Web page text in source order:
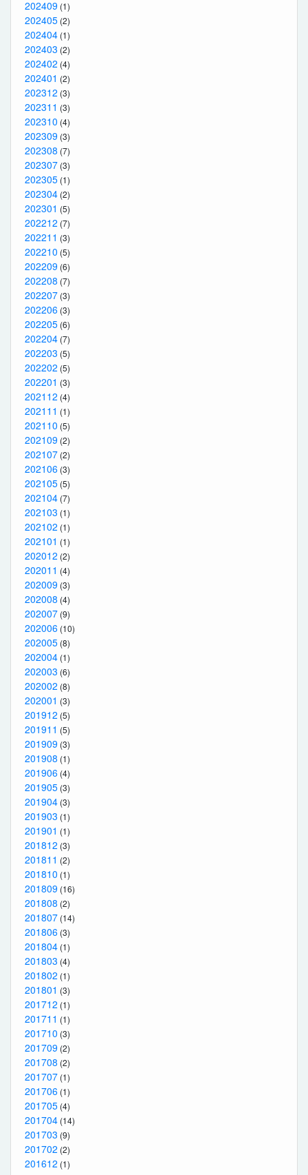
202409 (1)
202405 (2)
202404 (1)
202403 (2)
202402 (4)
202401 (2)
202312 (3)
202311 (3)
202310 (4)
202309 (3)
202308 (7)
202307 (3)
202305 (1)
202304 (2)
202301 (5)
202212 (7)
202211 (3)
202210 (5)
202209 (6)
202208 (7)
202207 (3)
202206 (3)
202205 (6)
202204 (7)
202203 (5)
202202 (5)
202201 (3)
202112 (4)
202111 (1)
202110 (5)
202109 (2)
202107 (2)
202106 (3)
202105 (5)
202104 (7)
202103 (1)
202102 (1)
202101 (1)
202012 (2)
202011 (4)
202009 (3)
202008 (4)
202007 (9)
202006 (10)
202005 (8)
202004 (1)
202003 (6)
202002 (8)
202001 (3)
201912 (5)
201911 (5)
201909 (3)
201908 (1)
201906 (4)
201905 (3)
201904 (3)
201903 (1)
201901 (1)
201812 (3)
201811 (2)
201810 (1)
201809 (16)
201808 (2)
201807 (14)
201806 (3)
201804 (1)
201803 (4)
201802 (1)
201801 (3)
201712 (1)
201711 (1)
201710 (3)
201709 (2)
201708 (2)
201707 (1)
201706 (1)
201705 (4)
201704 (14)
201703 (9)
201702 (2)
201612 (1)